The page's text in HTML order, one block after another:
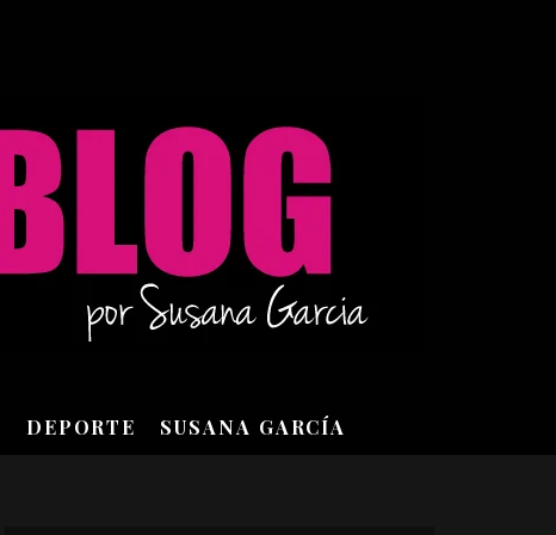
DEPORTE SUSANA GARCÍA